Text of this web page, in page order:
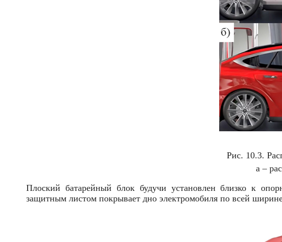
Рис. 10.3.
а –
Плоский батарейный блок будучи установлен близко к
защитным листом покрывает дно электромобиля по всей